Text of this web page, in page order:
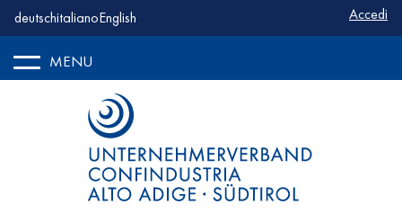
deutschitalianoEnglish Accedi
MENU